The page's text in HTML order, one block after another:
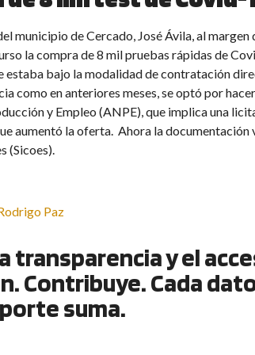
municipio de Cercado, José Ávila, al margen
la compra de 8 mil pruebas rápidas de
estaba bajo la modalidad de contratación
como en anteriores meses, se optó por
y Empleo (ANPE), que implica una
aumentó la oferta. Ahora la documentación
(Sicoes).
Paz
transparencia y el
Contribuye. Cada
suma.